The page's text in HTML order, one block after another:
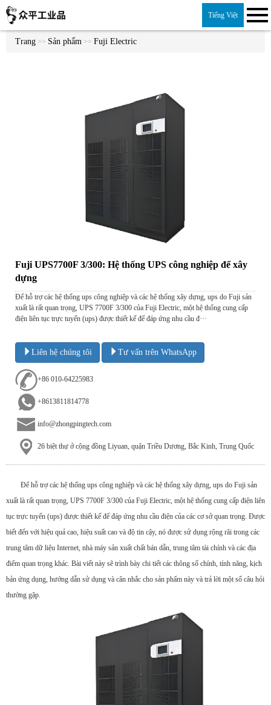
Tiếng Việt
Trang >> Sản phẩm >> Fuji Electric
Fuji UPS7700F 3/300: Hệ thống UPS công nghiệp để xây
dựng
Để hỗ trợ các hệ thống ups công nghiệp và các hệ thống xây dựng, ups do Fuji sản
xuất là rất quan trọng, UPS 7700F 3/300 của Fuji Electric, một hệ thống cung cấp
điện liên tục trực tuyến (ups) được thiết kế để đáp ứng nhu cầu đ···
Liên hệ chúng tôi Tư vấn trên WhatsApp
+86 010-64225983
+8613811814778
info@zhongpingtech.com
26 biệt thự ở cộng đồng Liyuan, quận Triều Dương, Bắc Kinh, Trung Quốc
Để hỗ trợ các hệ thống ups công nghiệp và các hệ thống xây dựng, ups do Fuji sản
xuất là rất quan trọng, UPS 7700F 3/300 của Fuji Electric, một hệ thống cung cấp điện liên
tục trực tuyến (ups) được thiết kế để đáp ứng nhu cầu điện của các cơ sở quan trọng. Được
biết đến với hiệu quả cao, hiệu suất cao và độ tin cậy, nó được sử dụng rộng rãi trong các
trung tâm dữ liệu Internet, nhà máy sản xuất chất bán dẫn, trung tâm tài chính và các địa
điểm quan trọng khác. Bài viết này sẽ trình bày chi tiết các thông số chính, tính năng, kịch
bản ứng dụng, hướng dẫn sử dụng và cân nhắc cho sản phẩm này và trả lời một số câu hỏi
thường gặp.